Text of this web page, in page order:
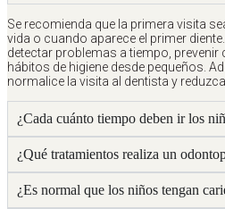
Se recomienda que la primera visita
vida o cuando aparece el primer
detectar problemas a tiempo, prevenir
hábitos de higiene desde pequeños.
normalice la visita al dentista y
¿Cada cuánto tiempo deben ir los
¿Qué tratamientos realiza un
¿Es normal que los niños tengan